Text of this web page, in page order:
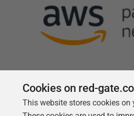
Follow us
Cookies on red-
This website stores cookies on